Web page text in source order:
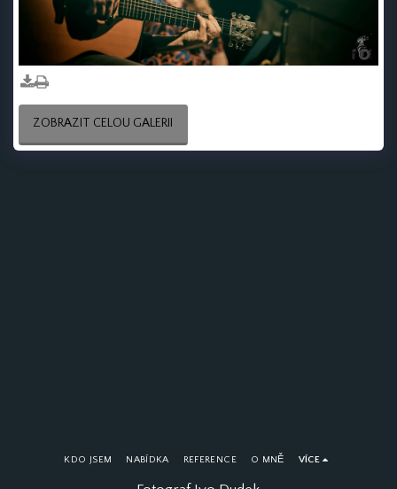
ZOBRAZIT CELOU GALERII
KDO JSEM NABÍDKA REFERENCE O MNĚ VÍCE